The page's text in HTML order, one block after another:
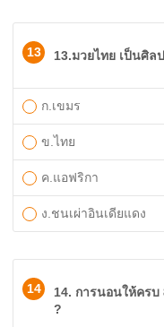
13 13.มวยไทย เป็นศิล
ก.เขมร
ข.ไทย
ค.แอฟริกา
ง.ชนเผ่าอินเดียแดง
14
14. การนอนให้ครบ
?